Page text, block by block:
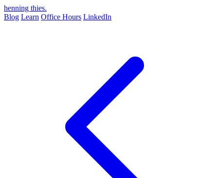
henning thies.
Blog Learn Office Hours LinkedIn